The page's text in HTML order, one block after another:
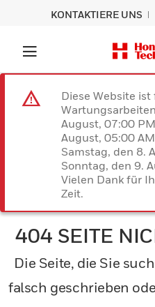
KONTAKTIERE UNS
Diese Website
August, 07:00
August, 05:00
Samstag, den 8.
Sonntag, den 9.
Vielen Dank für
Zeit.
404 SEITE
Die Seite, die Sie
falsch geschrieben